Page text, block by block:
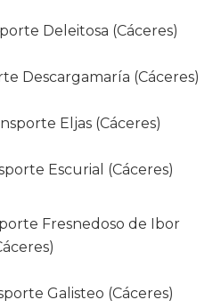
Deleitosa (Cáceres)
Descargamaría (Cáceres)
Eljas (Cáceres)
Escurial (Cáceres)
Fresnedoso de Ibor
Galisteo (Cáceres)